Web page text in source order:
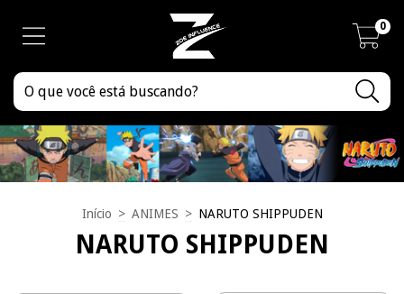
0
Início > ANIMES > NARUTO SHIPPUDEN
NARUTO SHIPPUDEN